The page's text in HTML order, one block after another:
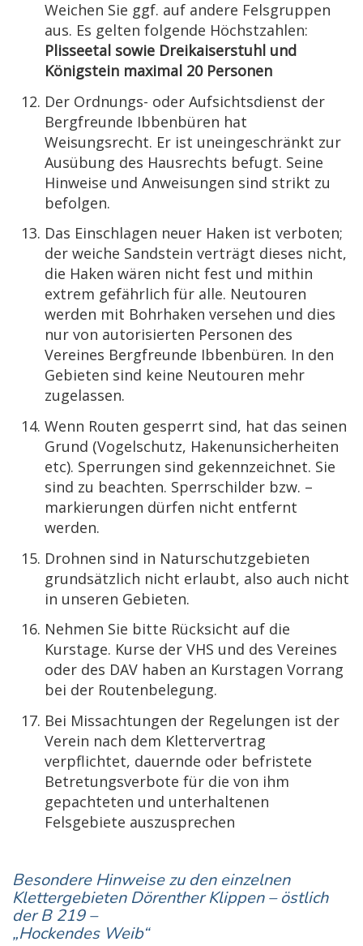
Weichen Sie ggf. auf andere Felsgruppen
aus. Es gelten folgende Höchstzahlen:
Plisseetal sowie Dreikaiserstuhl und
Königstein maximal 20 Personen
Der Ordnungs- oder Aufsichtsdienst der
Bergfreunde Ibbenbüren hat
Weisungsrecht. Er ist uneingeschränkt zur
Ausübung des Hausrechts befugt. Seine
Hinweise und Anweisungen sind strikt zu
befolgen.
Das Einschlagen neuer Haken ist verboten;
der weiche Sandstein verträgt dieses nicht,
die Haken wären nicht fest und mithin
extrem gefährlich für alle. Neutouren
werden mit Bohrhaken versehen und dies
nur von autorisierten Personen des
Vereines Bergfreunde Ibbenbüren. In den
Gebieten sind keine Neutouren mehr
zugelassen.
Wenn Routen gesperrt sind, hat das seinen
Grund (Vogelschutz, Hakenunsicherheiten
etc). Sperrungen sind gekennzeichnet. Sie
sind zu beachten. Sperrschilder bzw. –
markierungen dürfen nicht entfernt
werden.
Drohnen sind in Naturschutzgebieten
grundsätzlich nicht erlaubt, also auch nicht
in unseren Gebieten.
Nehmen Sie bitte Rücksicht auf die
Kurstage. Kurse der VHS und des Vereines
oder des DAV haben an Kurstagen Vorrang
bei der Routenbelegung.
Bei Missachtungen der Regelungen ist der
Verein nach dem Klettervertrag
verpflichtet, dauernde oder befristete
Betretungsverbote für die von ihm
gepachteten und unterhaltenen
Felsgebiete auszusprechen
Besondere Hinweise zu den einzelnen
Klettergebieten Dörenther Klippen – östlich
der B 219 –
„Hockendes Weib“